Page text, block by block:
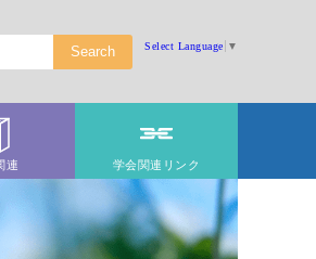
Select Language ▼
連 学会関連リンク